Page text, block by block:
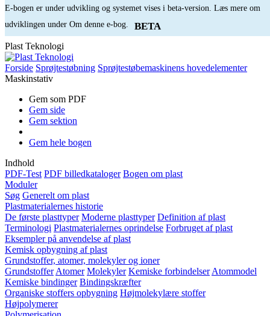
E-bogen er under udvikling og systemet vises i beta-version. Læs mere om
udviklingen under Om denne e-bog.
BETA
Plast Teknologi
Forside Sprøjtestøbning Sprøjtestøbemaskinens hovedelementer
Maskinstativ
Gem som PDF
Gem side
Gem sektion
Gem hele bogen
Indhold
PDF-Test PDF billedkataloger Bogen om plast
Moduler
Søg Generelt om plast
Plastmaterialernes historie
De første plasttyper Moderne plasttyper Definition af plast
Terminologi Plastmaterialernes oprindelse Forbruget af plast
Eksempler på anvendelse af plast
Kemisk opbygning af plast
Grundstoffer, atomer, molekyler og ioner
Grundstoffer Atomer Molekyler Kemiske forbindelser Atommodel
Kemiske bindinger Bindingskræfter
Organiske stoffers opbygning Højmolekylære stoffer
Højpolymerer